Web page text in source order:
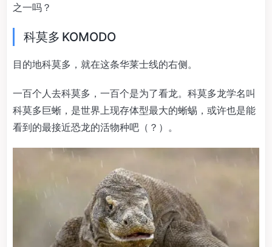
之一吗？
科莫多 KOMODO
目的地科莫多，就在这条华莱士线的右侧。
一百个人去科莫多，一百个是为了看龙。科莫多龙学名叫
科莫多巨蜥，是世界上现存体型最大的蜥蜴，或许也是能
看到的最接近恐龙的活物种吧（？）。